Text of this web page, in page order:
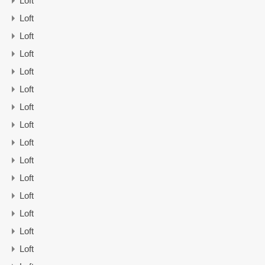
Loft
Loft
Loft
Loft
Loft
Loft
Loft
Loft
Loft
Loft
Loft
Loft
Loft
Loft